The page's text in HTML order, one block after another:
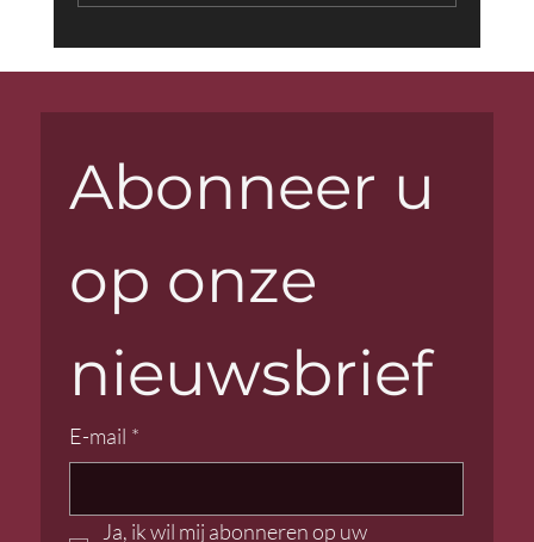
Farid Sheek
Abonneer u
op onze
nieuwsbrief
E-mail *
Ja, ik wil mij abonneren op uw